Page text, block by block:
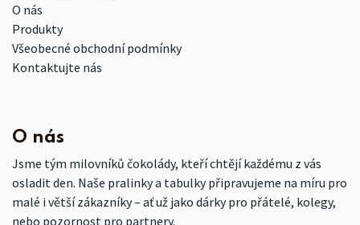
O nás
Produkty
Všeobecné obchodní podmínky
Kontaktujte nás
O nás
Jsme tým milovníků čokolády, kteří chtějí každému z vás
osladit den. Naše pralinky a tabulky připravujeme na míru pro
malé i větší zákazníky – ať už jako dárky pro přátelé, kolegy,
nebo pozornost pro partnery.